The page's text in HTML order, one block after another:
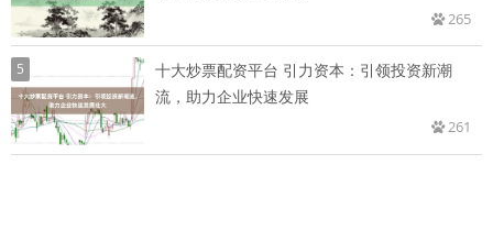
265
5
十大炒票配资平台 引力资本：引领投资新潮
流，助力企业快速发展
261